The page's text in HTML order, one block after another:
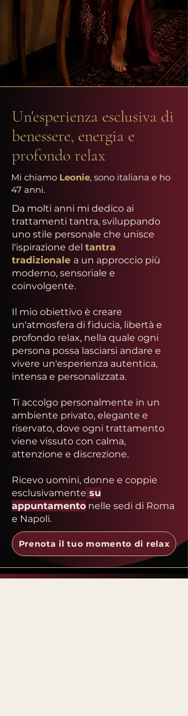
Un'esperienza esclusiva di
benessere, energia e
profondo relax
Mi chiamo Leonie, sono italiana e ho
47 anni.
Da molti anni mi dedico ai
trattamenti tantra, sviluppando
uno stile personale che unisce
l'ispirazione del tantra
tradizionale a un approccio più
moderno, sensoriale e
coinvolgente.
Il mio obiettivo è creare
un'atmosfera di fiducia, libertà e
profondo relax, nella quale ogni
persona possa lasciarsi andare e
vivere un'esperienza autentica,
intensa e personalizzata.
Ti accolgo personalmente in un
ambiente privato, elegante e
riservato, dove ogni trattamento
viene vissuto con calma,
attenzione e discrezione.
Ricevo uomini, donne e coppie
esclusivamente su
appuntamento nelle sedi di Roma
e Napoli.
Prenota il tuo momento di relax